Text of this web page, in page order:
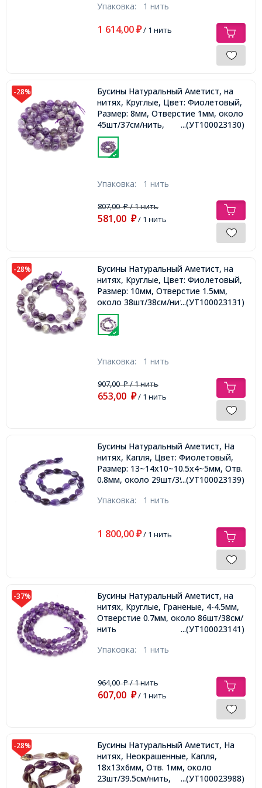
Упаковка: 1 нить
1 614,00 ₽/ 1 нить
-28%
Бусины Натуральный Аметист, на
нитях, Круглые, Цвет: Фиолетовый,
Размер: 8мм, Отверстие 1мм, около
45шт/37см/нить,
...(УТ100023130)
Упаковка: 1 нить
807,00₽/ 1 нить
581,00 ₽/ 1 нить
-28%
Бусины Натуральный Аметист, на
нитях, Круглые, Цвет: Фиолетовый,
Размер: 10мм, Отверстие 1.5мм,
около 38шт/38см/нить,...(УТ100023131)
Упаковка: 1 нить
907,00₽/ 1 нить
653,00 ₽/ 1 нить
Бусины Натуральный Аметист, На
нитях, Капля, Цвет: Фиолетовый,
Размер: 13~14x10~10.5x4~5мм, Отв.
0.8мм, около 29шт/39.5см/нить,
...(УТ100023139)
Упаковка: 1 нить
1 800,00 ₽/ 1 нить
-37%
Бусины Натуральный Аметист, на
нитях, Круглые, Граненые, 4-4.5мм,
Отверстие 0.7мм, около 86шт/38см/
нить
...(УТ100023141)
Упаковка: 1 нить
964,00₽/ 1 нить
607,00 ₽/ 1 нить
-28%
Бусины Натуральный Аметист, На
нитях, Неокрашенные, Капля,
18x13x6мм, Отв. 1мм, около
23шт/39.5см/нить,
...(УТ100023988)